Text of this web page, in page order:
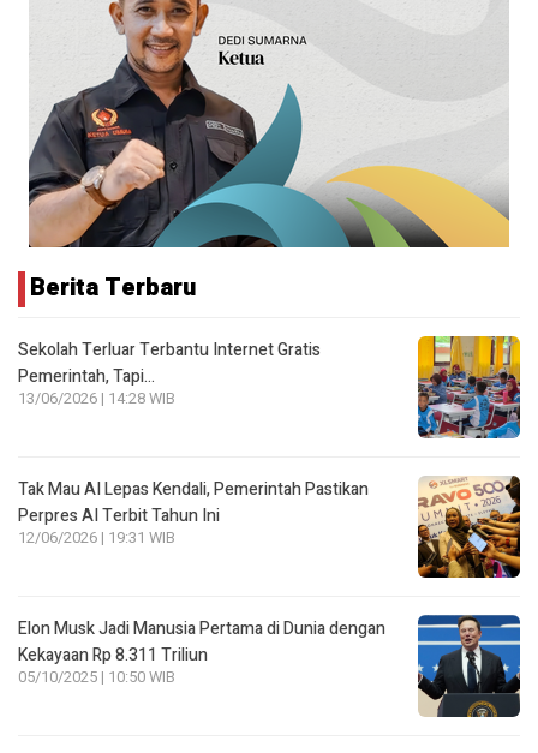
Berita Terbaru
Sekolah Terluar Terbantu Internet Gratis
Pemerintah, Tapi…
13/06/2026 | 14:28 WIB
Tak Mau AI Lepas Kendali, Pemerintah Pastikan
Perpres AI Terbit Tahun Ini
12/06/2026 | 19:31 WIB
Elon Musk Jadi Manusia Pertama di Dunia dengan
Kekayaan Rp 8.311 Triliun
05/10/2025 | 10:50 WIB